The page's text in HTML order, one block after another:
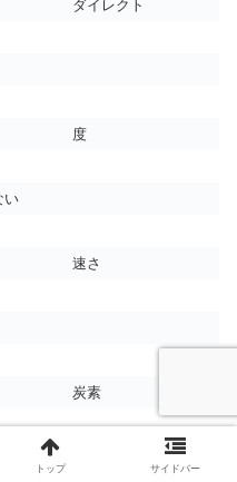
ダイレクト
度
い
速さ
炭素
トップ サイドバー